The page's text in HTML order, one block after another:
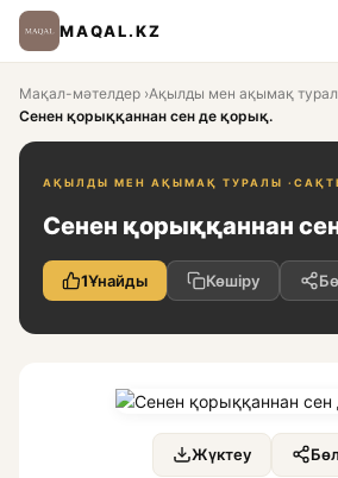
MAQAL.KZ
Мақал-мәтелдер ›Ақылды мен ақымақ
Сенен қорыққаннан сен де қорық.
АҚЫЛДЫ МЕН АҚЫМАҚ ТУРАЛЫ ·
Сенен қорыққаннан
1Ұнайды Көшіру
Жүктеу